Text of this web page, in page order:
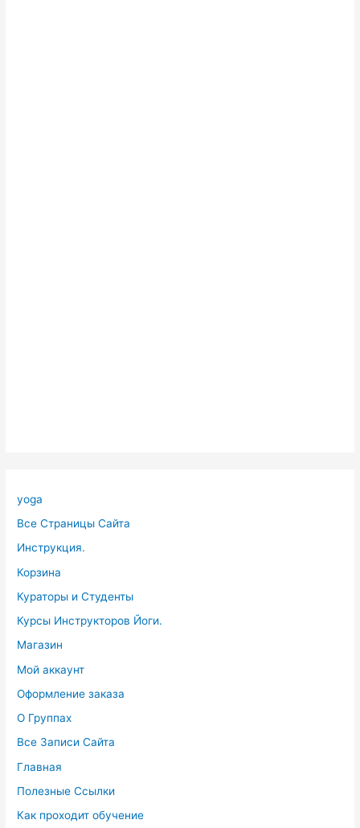
yoga
Все Страницы Сайта
Инструкция.
Корзина
Кураторы и Студенты
Курсы Инструкторов Йоги.
Магазин
Мой аккаунт
Оформление заказа
О Группах
Все Записи Сайта
Главная
Полезные Ссылки
Как проходит обучение